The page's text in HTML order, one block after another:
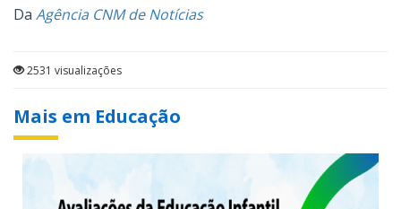
Da Agência CNM de Notícias
2531 visualizações
Mais em Educação